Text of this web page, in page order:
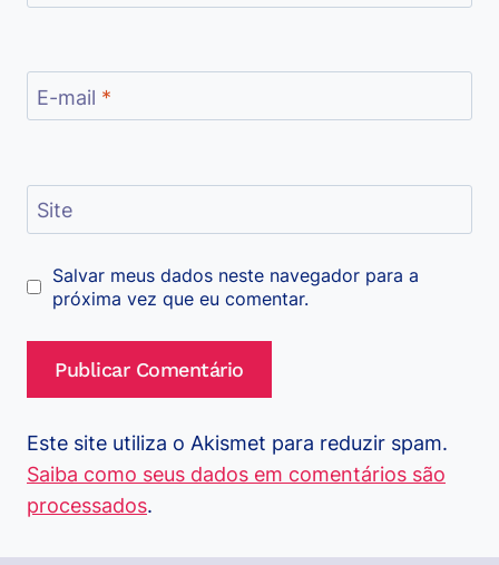
E-mail *
Site
Salvar meus dados neste navegador para a
próxima vez que eu comentar.
Este site utiliza o Akismet para reduzir spam.
Saiba como seus dados em comentários são
processados.